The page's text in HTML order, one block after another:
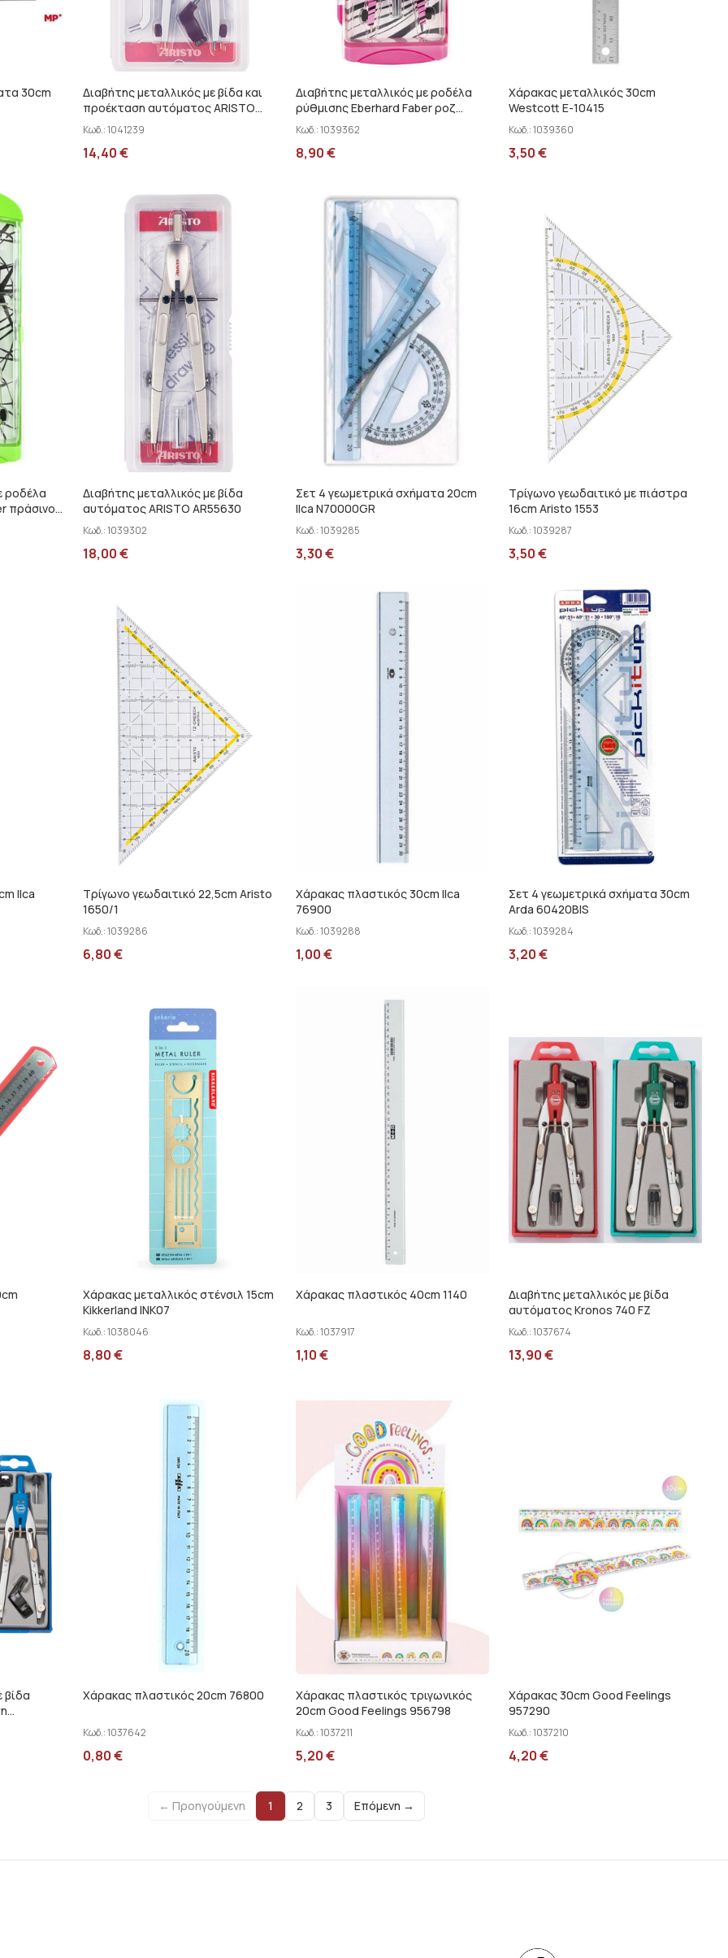
30cm
Διαβήτης μεταλλικός με βίδα και
προέκταση αυτόματος ARISTO
AR55448
Κωδ.:1041239
14,40€
Διαβήτης μεταλλικός με ροδέλα
ρύθμισης Eberhard Faber ροζ
571701
Κωδ.:1039362
8,90€
Χάρακας μεταλλικός 30cm
Westcott E-10415
Κωδ.:1039360
3,50€
ροδέλα
πράσινο
Διαβήτης μεταλλικός με βίδα
αυτόματος ARISTO AR55630
Κωδ.:1039302
18,00€
Σετ 4 γεωμετρικά σχήματα 20cm
Ilca N70000GR
Κωδ.:1039285
3,30€
Τρίγωνο γεωδαιτικό με πιάστρα
16cm Aristo 1553
Κωδ.:1039287
3,50€
Ilca
Τρίγωνο γεωδαιτικό 22,5cm Aristo
1650/1
Κωδ.:1039286
6,80€
Χάρακας πλαστικός 30cm Ilca
76900
Κωδ.:1039288
1,00€
Σετ 4 γεωμετρικά σχήματα 30cm
Arda 60420BIS
Κωδ.:1039284
3,20€
Χάρακας μεταλλικός στένσιλ 15cm
Kikkerland INK07
Κωδ.:1038046
8,80€
Χάρακας πλαστικός 40cm 1140
Κωδ.:1037917
1,10€
Διαβήτης μεταλλικός με βίδα
αυτόματος Kronos 740 FZ
Κωδ.:1037674
13,90€
βίδα
Χάρακας πλαστικός 20cm 76800
Κωδ.:1037642
0,80€
Χάρακας πλαστικός τριγωνικός
20cm Good Feelings 956798
Κωδ.:1037211
5,20€
Χάρακας 30cm Good Feelings
957290
Κωδ.:1037210
4,20€
← Προηγούμενη 1 2 3 Επόμενη →